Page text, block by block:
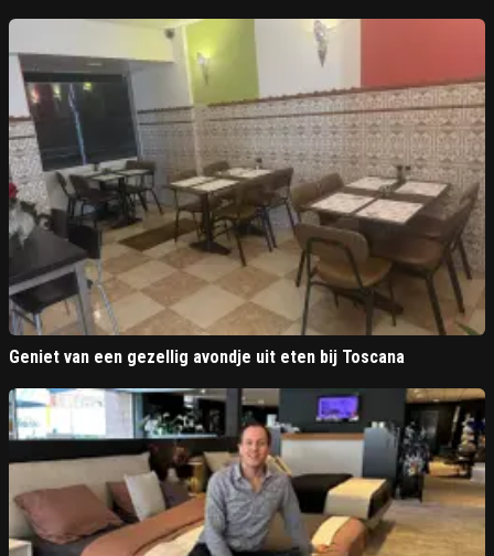
Geniet van een gezellig avondje uit eten bij Toscana